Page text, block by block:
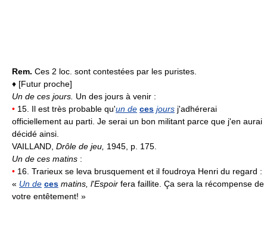
Rem. Ces 2 loc. sont contestées par les puristes.
♦ [Futur proche]
Un de ces jours. Un des jours à venir :
• 15. Il est très probable qu'un de ces jours j'adhérerai
officiellement au parti. Je serai un bon militant parce que j'en aurai
décidé ainsi.
VAILLAND, Drôle de jeu, 1945, p. 175.
Un de ces matins :
• 16. Trarieux se leva brusquement et il foudroya Henri du regard :
« Un de ces matins, l'Espoir fera faillite. Ça sera la récompense de
votre entêtement! »